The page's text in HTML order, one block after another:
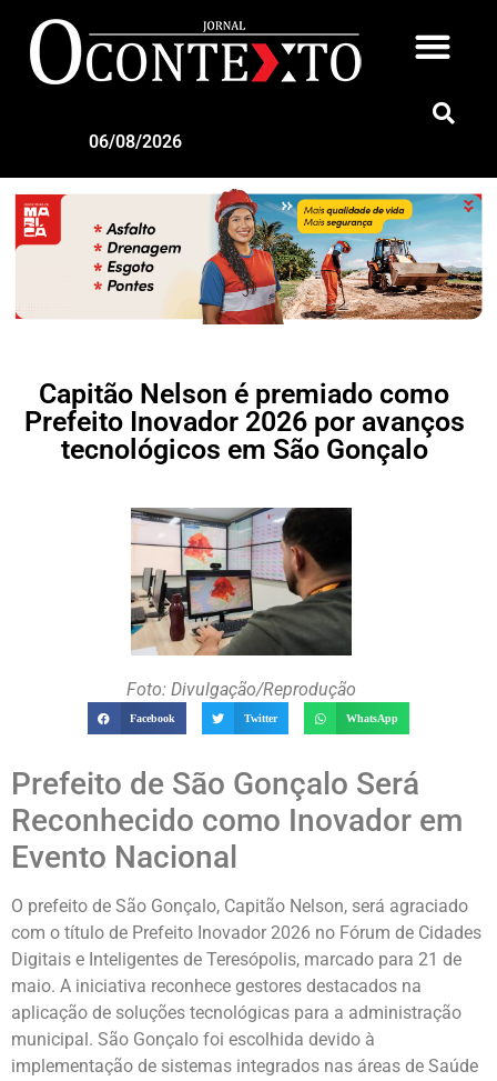
06/08/2026
Capitão Nelson é premiado como
Prefeito Inovador 2026 por avanços
tecnológicos em São Gonçalo
Foto: Divulgação/Reprodução
Facebook Twitter WhatsApp
Prefeito de São Gonçalo Será
Reconhecido como Inovador em
Evento Nacional
O prefeito de São Gonçalo, Capitão Nelson, será agraciado
com o título de Prefeito Inovador 2026 no Fórum de Cidades
Digitais e Inteligentes de Teresópolis, marcado para 21 de
maio. A iniciativa reconhece gestores destacados na
aplicação de soluções tecnológicas para a administração
municipal. São Gonçalo foi escolhida devido à
implementação de sistemas integrados nas áreas de Saúde